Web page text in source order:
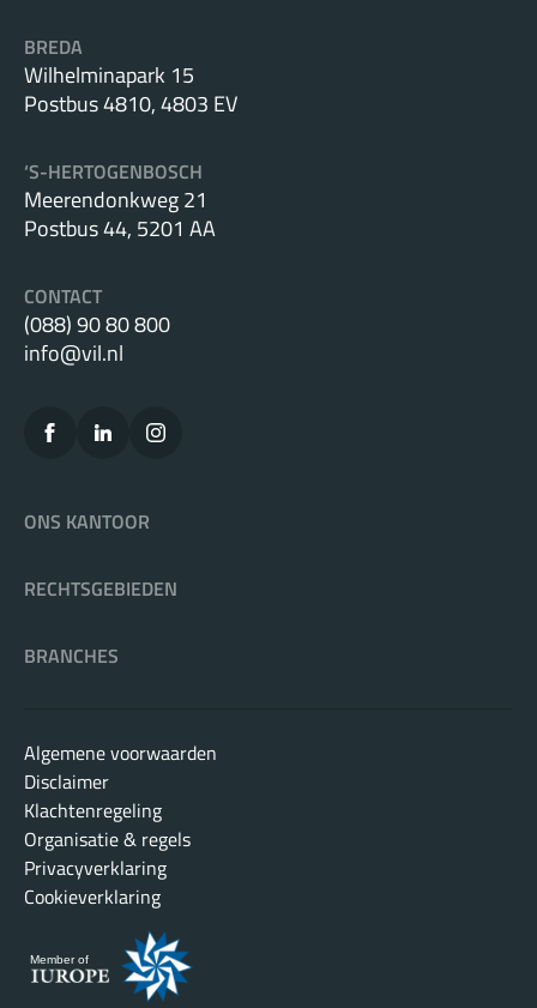
BREDA
Wilhelminapark 15
Postbus 4810, 4803 EV
‘S-HERTOGENBOSCH
Meerendonkweg 21
Postbus 44, 5201 AA
CONTACT
(088) 90 80 800
info@vil.nl
ONS KANTOOR
RECHTSGEBIEDEN
BRANCHES
Algemene voorwaarden
Disclaimer
Klachtenregeling
Organisatie & regels
Privacyverklaring
Cookieverklaring
Member of